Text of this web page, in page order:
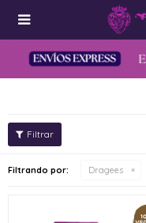

Filtrando por: Dragees